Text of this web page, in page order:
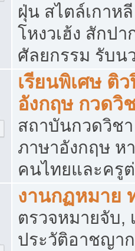
ฝุ่น สไตล์เกาห
โหงวเฮ้ง สักป
ศัลยกรรม รับน
เรียนพิเศษ ติ
อังกฤษ กวดวิ
สถาบันกวดวิช
ภาษาอังกฤษ ห
คนไทยและครู
งานกฏหมาย
ตรวจหมายจับ,
ประวัติอาชญา